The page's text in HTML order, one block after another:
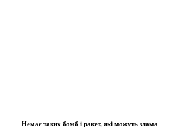
Немає таких бомб і ракет, які можуть зламати волю